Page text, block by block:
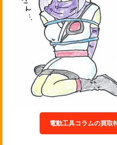
電動工具コラムの買取